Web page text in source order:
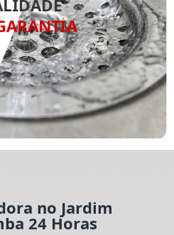
no Jardim
24 Horas